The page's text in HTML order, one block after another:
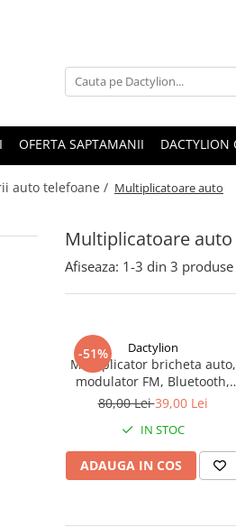
OFERTA SAPTAMANII DACTYLION
auto telefoane / Multiplicatoare auto
Multiplicatoare auto
Afiseaza: 1-3 din 3 produse
-51% Dactylion
Multiplicator bricheta auto,
modulator FM, Bluetooth,
Handsfree, 2 x USB, 4.8A -
80,00 Lei39,00 Lei
IN STOC
ADAUGA IN COS